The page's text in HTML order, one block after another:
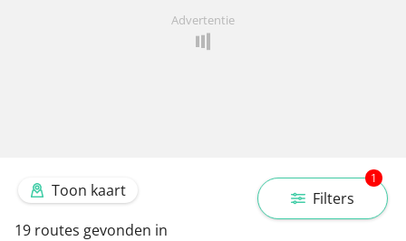
Advertentie
Filters
1
Toon kaart
19 routes gevonden in